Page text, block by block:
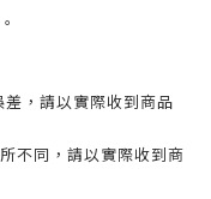
，請以實際收到商品
不同，請以實際收到商